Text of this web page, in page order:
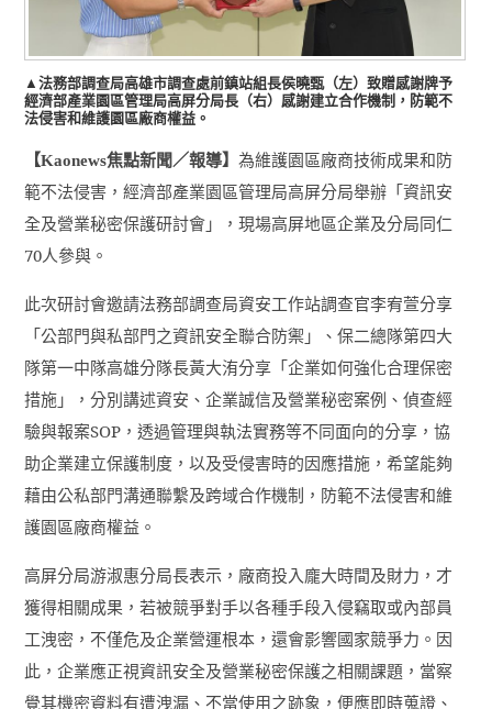
▲法務部調查局高雄市調查處前鎮站組長侯曉甄（左）致贈感謝牌予
經濟部產業園區管理局高屏分局長（右）感謝建立合作機制，防範不
法侵害和維護園區廠商權益。
【Kaonews焦點新聞／報導】為維護園區廠商技術成果和防
範不法侵害，經濟部產業園區管理局高屏分局舉辦「資訊安
全及營業秘密保護研討會」，現場高屏地區企業及分局同仁
70人參與。
此次研討會邀請法務部調查局資安工作站調查官李宥萱分享
「公部門與私部門之資訊安全聯合防禦」、保二總隊第四大
隊第一中隊高雄分隊長黃大洧分享「企業如何強化合理保密
措施」，分別講述資安、企業誠信及營業秘密案例、偵查經
驗與報案SOP ，透過管理與執法實務等不同面向的分享，協
助企業建立保護制度，以及受侵害時的因應措施，希望能夠
藉由公私部門溝通聯繫及跨域合作機制，防範不法侵害和維
護園區廠商權益。
高屏分局游淑惠分局長表示，廠商投入龐大時間及財力，才
獲得相關成果，若被競爭對手以各種手段入侵竊取或內部員
工洩密，不僅危及企業營運根本，還會影響國家競爭力。因
此，企業應正視資訊安全及營業秘密保護之相關課題，當察
覺其機密資料有遭洩漏、不當使用之跡象，便應即時蒐證、